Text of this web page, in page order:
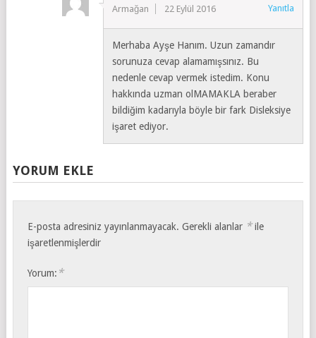
Armağan 22 Eylül 2016 Yanıtla
Merhaba Ayşe Hanım. Uzun zamandır
sorunuza cevap alamamışsınız. Bu
nedenle cevap vermek istedim. Konu
hakkında uzman olMAMAKLA beraber
bildiğim kadarıyla böyle bir fark Disleksiye
işaret ediyor.
YORUM EKLE
E-posta adresiniz yayınlanmayacak. Gerekli alanlar *ile
işaretlenmişlerdir
Yorum: *